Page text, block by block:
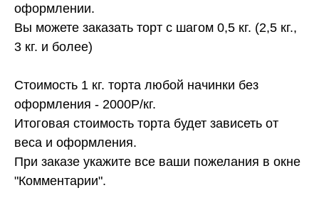
оформлении.
Вы можете заказать торт с шагом 0,5 кг. (2,5 кг.,
3 кг. и более)
Стоимость 1 кг. торта любой начинки без
оформления - 2000Р/кг.
Итоговая стоимость торта будет зависеть от
веса и оформления.
При заказе укажите все ваши пожелания в окне
"Комментарии".